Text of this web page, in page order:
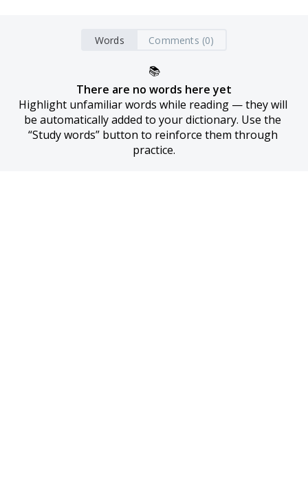
Words Comments (0)
📚
There are no words here yet
Highlight unfamiliar words while reading — they will
be automatically added to your dictionary. Use the
“Study words” button to reinforce them through
practice.